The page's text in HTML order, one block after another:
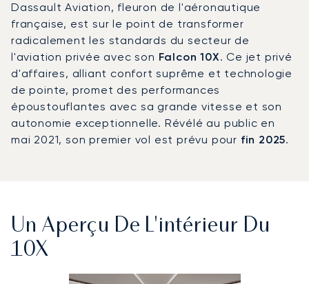
Dassault Aviation, fleuron de l'aéronautique
française, est sur le point de transformer
radicalement les standards du secteur de
l'aviation privée avec son Falcon 10X. Ce jet privé
d'affaires, alliant confort suprême et technologie
de pointe, promet des performances
époustouflantes avec sa grande vitesse et son
autonomie exceptionnelle. Révélé au public en
mai 2021, son premier vol est prévu pour fin 2025.
Un Aperçu De L'intérieur Du
10X